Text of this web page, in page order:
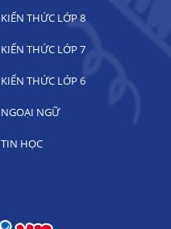
KIẾN THỨC LỚP 8
KIẾN THỨC LỚP 7
KIẾN THỨC LỚP 6
NGOẠI NGỮ
TIN HỌC